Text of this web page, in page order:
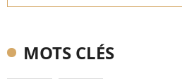
MOTS CLÉS